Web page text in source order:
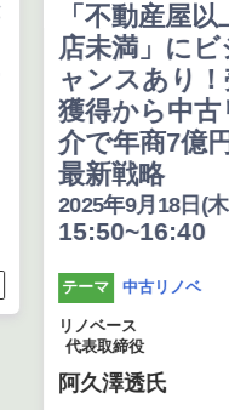
「不動産屋
店未満」に
ャンスあり
獲得から中古
介で年商7億
最新戦略
2025年9月18日(
15:50~16:40
テーマ 中古リノベ
リノベース
代表取締役
阿久澤透氏